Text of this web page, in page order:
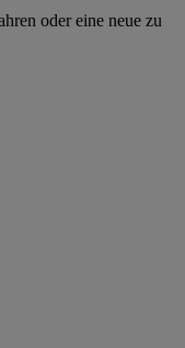
oder eine neue zu